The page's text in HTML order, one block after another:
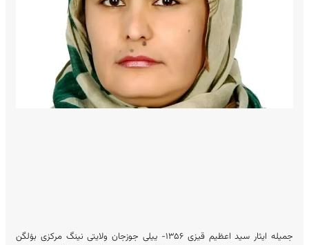
جمیله ایثار سید اعظیم قیزی ۱۳۵۶- ییلی جوزجان ولایتی نینگ مرکزی بۉلگن